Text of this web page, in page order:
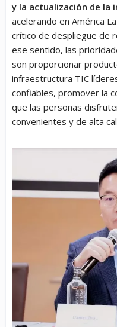
y la actualización de la
acelerando en América
crítico de despliegue de
ese sentido, las
son proporcionar
infraestructura TIC
confiables, promover la
que las personas
convenientes y de alta